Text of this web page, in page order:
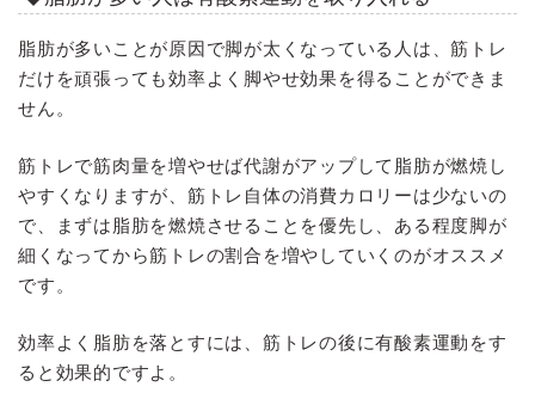
脂肪が多いことが原因で脚が太くなっている人は、筋トレ
だけを頑張っても効率よく脚やせ効果を得ることができま
せん。
筋トレで筋肉量を増やせば代謝がアップして脂肪が燃焼し
やすくなりますが、筋トレ自体の消費カロリーは少ないの
で、まずは脂肪を燃焼させることを優先し、ある程度脚が
細くなってから筋トレの割合を増やしていくのがオススメ
です。
効率よく脂肪を落とすには、筋トレの後に有酸素運動をす
ると効果的ですよ。